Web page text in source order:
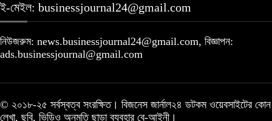
ই-মেইল: businessjournal24@gmail.com
নিউজরুম: news.businessjournal24@gmail.com, বিজ্ঞাপন:
ads.businessjournal@gmail.com
© ২০১৮-২৫ সর্বস্বত্ব সংরক্ষিত। বিজনেস জার্নাল২৪ ডটকম ওয়েবসাইটের কোন
লেখা, ছবি, ভিডিও অনুমতি ছাড়া ব্যবহার বে-আইনী।